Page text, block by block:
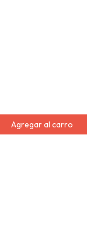
Agregar al carro